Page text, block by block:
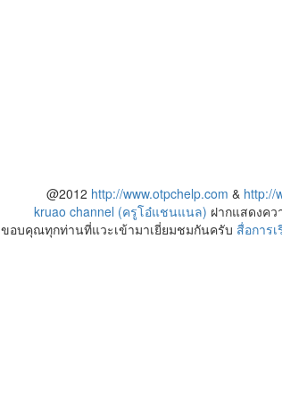
@2012 http://www.otpchelp.com & http://
kruao channel (ครูโอ๋แชนแนล) ฝากแสดงคว
ขอบคุณทุกท่านที่แวะเข้ามาเยี่ยมชมกันครับ สื่อการ